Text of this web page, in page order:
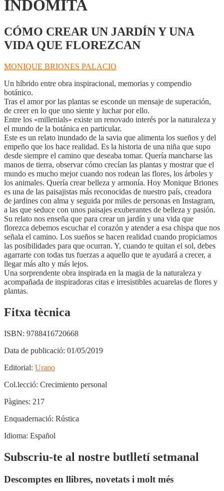
INDÓMITA
CÓMO CREAR UN JARDÍN Y UNA
VIDA QUE FLOREZCAN
MONIQUE BRIONES PALACIO
Un híbrido entre obra inspiracional, memorias y compendio
botánico.
Tras el amor por las plantas se esconde un mensaje de superación,
de creer en lo que uno siente y luchar por ello.
Entre los «millenials» existe un renovado interés por la naturaleza y
el mundo de la botánica en particular.
Este es un relato inundado de la savia que alimenta los sueños y del
empeño que los hace realidad. Es la historia de una niña que supo
desde siempre el camino que deseaba tomar. Quería mancharse las
manos de tierra, observar cómo crecían las plantas y mostrar que el
mundo es mucho mejor cuando nos rodean las flores, los árboles y
los animales. Quería crear belleza y armonía. Hoy Monique Briones
es una de las paisajistas más reconocidas de nuestro país, creadora
de jardines con alma y seguida por miles de personas en Instagram,
a las que seduce con unos paisajes exuberantes de belleza y pasión.
Su relato nos enseña que para crear un jardín y una vida que
florezca debemos escuchar el corazón y atender a esa chispa que nos
señala el camino. Los sueños se hacen realidad cuando propiciamos
las posibilidades para que ocurran. Y, cuando te quitan el sol, debes
agarrarte con todas tus fuerzas a aquello que te ayudará a crecer, a
llegar más alto y más lejos.
Una sorprendente obra inspirada en la magia de la naturaleza y
acompañada de inspiradoras citas e irresistibles acuarelas de flores y
plantas.
Fitxa tècnica
ISBN: 9788416720668
Data de publicació: 01/05/2019
Editorial: Urano
Col.lecció: Crecimiento personal
Pàgines: 217
Enquadernació: Rústica
Idioma: Español
Subscriu-te al nostre butlletí setmanal
Descomptes en llibres, novetats i molt més